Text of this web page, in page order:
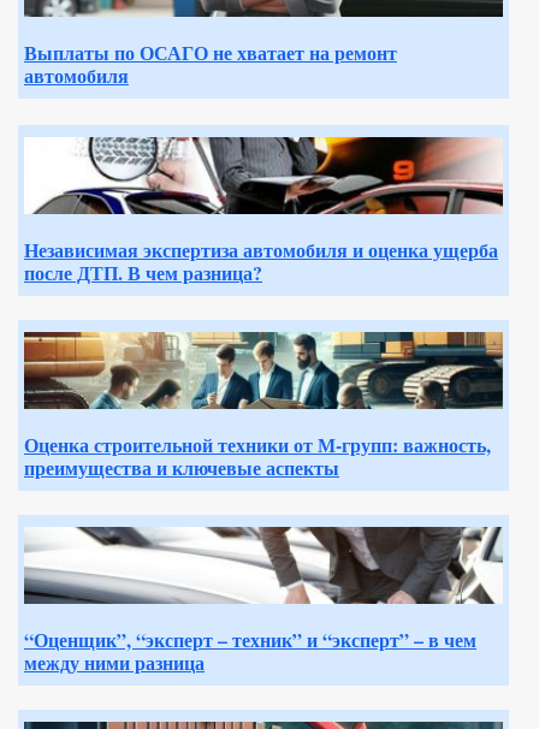
Выплаты по ОСАГО не хватает на ремонт
автомобиля
Независимая экспертиза автомобиля и оценка ущерба
после ДТП. В чем разница?
Оценка строительной техники от М-групп: важность,
преимущества и ключевые аспекты
“Оценщик”, “эксперт – техник” и “эксперт” – в чем
между ними разница